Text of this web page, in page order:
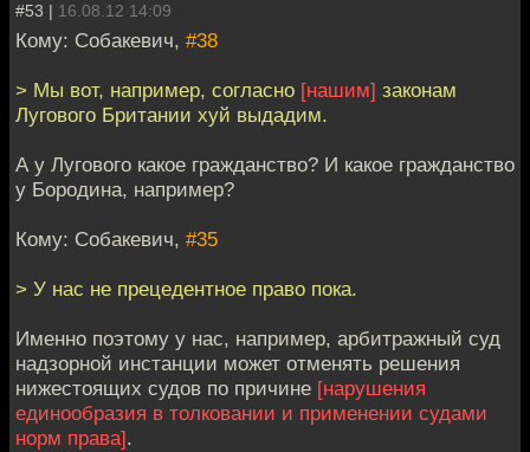
#53 | 16.08.12 14:09
Кому: Собакевич, #38
> Мы вот, например, согласно [нашим] законам
Лугового Британии хуй выдадим.
А у Лугового какое гражданство? И какое гражданство
у Бородина, например?
Кому: Собакевич, #35
> У нас не прецедентное право пока.
Именно поэтому у нас, например, арбитражный суд
надзорной инстанции может отменять решения
нижестоящих судов по причине [нарушения
единообразия в толковании и применении судами
норм права].